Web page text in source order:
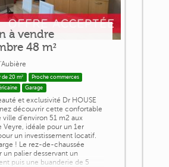
à vendre
48 m²
de 20 m²
Proche commerces
Garage
et exclusivité Dr HOUSE
découvrir cette confortable
ville d'environ 51 m2 aux
Veyre, idéale pour un 1er
un investissement locatif.
! Le rez-de-chaussée
un palier desservant un
puis une buanderie de 5